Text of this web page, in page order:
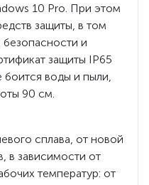
10 Pro. При этом
защиты, в том
и
защиты IP65
боится воды и пыли,
90 см.
сплава, от новой
в зависимости от
температур: от